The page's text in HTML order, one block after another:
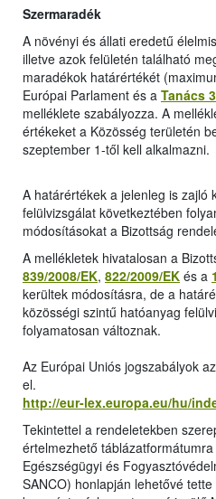
Szermaradék
A növényi és állati eredetű
illetve azok felületén található
maradékok határértékét
Európai Parlament és a Tanács
melléklete szabályozza. A
értékeket a Közösség területén
szeptember 1-től kell alkalmazni.
A határértékek a jelenleg is zajló
felülvizsgálat következtében
módosításokat a Bizottság
A mellékletek hivatalosan a
839/2008/EK, 822/2009/EK és a
kerültek módosításra, de a
közösségi szintű hatóanyag
folyamatosan változnak.
Az Európai Uniós jogszabályok
el.
http://eur-lex.europa.eu/hu/
Tekintettel a rendeletekben
értelmezhető
Egészségügyi és
SANCO) honlapján lehetővé